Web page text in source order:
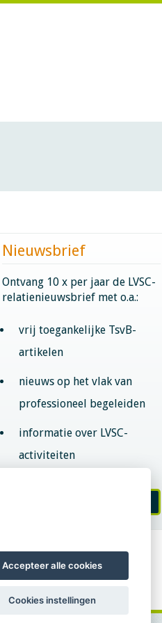
Nieuwsbrief
Ontvang 10 x per jaar de LVSC-
relatienieuwsbrief met o.a.:
vrij toegankelijke TsvB-
artikelen
nieuws op het vlak van
professioneel begeleiden
informatie over LVSC-
activiteiten
Accepteer alle cookies
Cookies instellingen